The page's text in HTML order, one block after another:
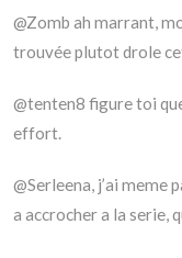
@Zomb ah marrant,
trouvée plutot drole
@tenten8 figure toi
effort.
@Serleena, j’ai meme
a accrocher a la serie,